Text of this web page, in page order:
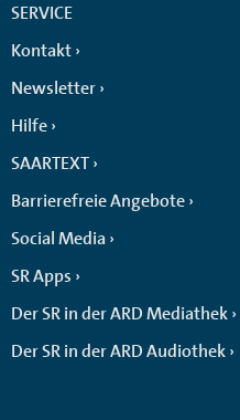
SERVICE
Kontakt
Newsletter
Hilfe
SAARTEXT
Barrierefreie Angebote
Social Media
SR Apps
Der SR in der ARD Mediathek
Der SR in der ARD Audiothek